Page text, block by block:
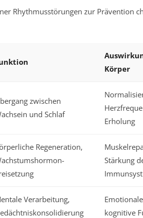
Rhythmusstörungen zur Prävention
Körper
zwischen
und Schlaf
Erholung
Regeneration,
Stärkung
Verarbeitung,
kognitive